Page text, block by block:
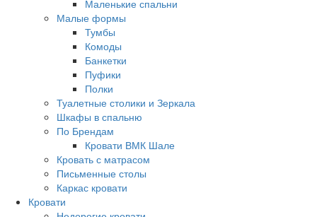
Маленькие спальни
Малые формы
Тумбы
Комоды
Банкетки
Пуфики
Полки
Туалетные столики и Зеркала
Шкафы в спальню
По Брендам
Кровати ВМК Шале
Кровать с матрасом
Письменные столы
Каркас кровати
Кровати